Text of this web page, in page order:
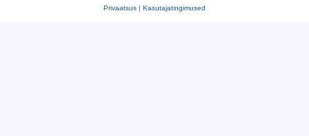
Privaatsus | Kasutajatingimused